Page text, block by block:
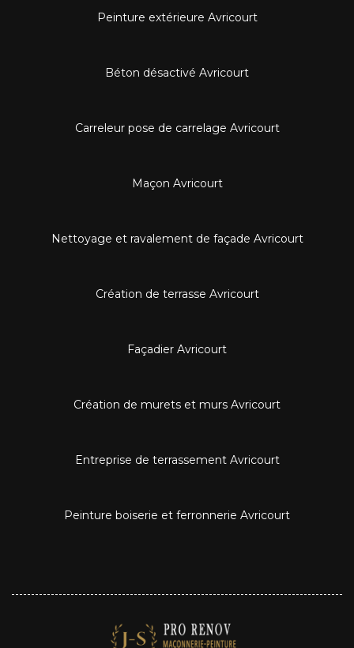
Peinture extérieure Avricourt
Béton désactivé Avricourt
Carreleur pose de carrelage Avricourt
Maçon Avricourt
Nettoyage et ravalement de façade Avricourt
Création de terrasse Avricourt
Façadier Avricourt
Création de murets et murs Avricourt
Entreprise de terrassement Avricourt
Peinture boiserie et ferronnerie Avricourt